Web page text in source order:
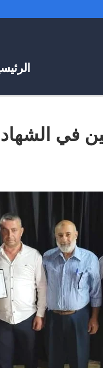
في